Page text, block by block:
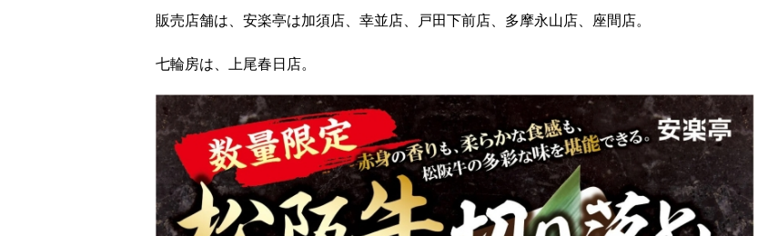
販売店舗は、安楽亭は加須店、幸並店、戸田下前店、多摩永山店、座間店。
七輪房は、上尾春日店。